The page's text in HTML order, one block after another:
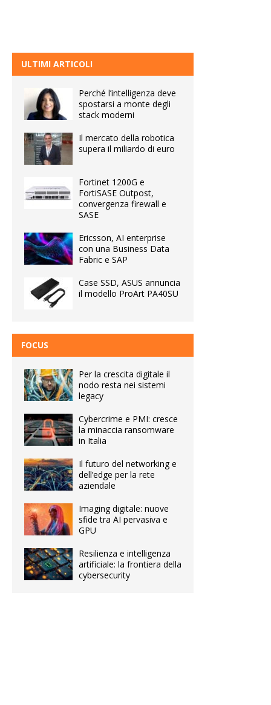
ULTIMI ARTICOLI
Perché l’intelligenza deve
spostarsi a monte degli
stack moderni
Il mercato della robotica
supera il miliardo di euro
Fortinet 1200G e
FortiSASE Outpost,
convergenza firewall e
SASE
Ericsson, AI enterprise
con una Business Data
Fabric e SAP
Case SSD, ASUS annuncia
il modello ProArt PA40SU
FOCUS
Per la crescita digitale il
nodo resta nei sistemi
legacy
Cybercrime e PMI: cresce
la minaccia ransomware
in Italia
Il futuro del networking e
dell’edge per la rete
aziendale
Imaging digitale: nuove
sfide tra AI pervasiva e
GPU
Resilienza e intelligenza
artificiale: la frontiera della
cybersecurity